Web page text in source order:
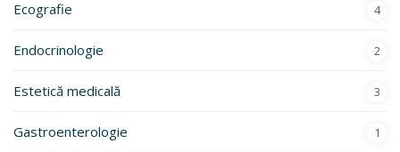
Ecografie 4
Endocrinologie 2
Estetică medicală 3
Gastroenterologie 1